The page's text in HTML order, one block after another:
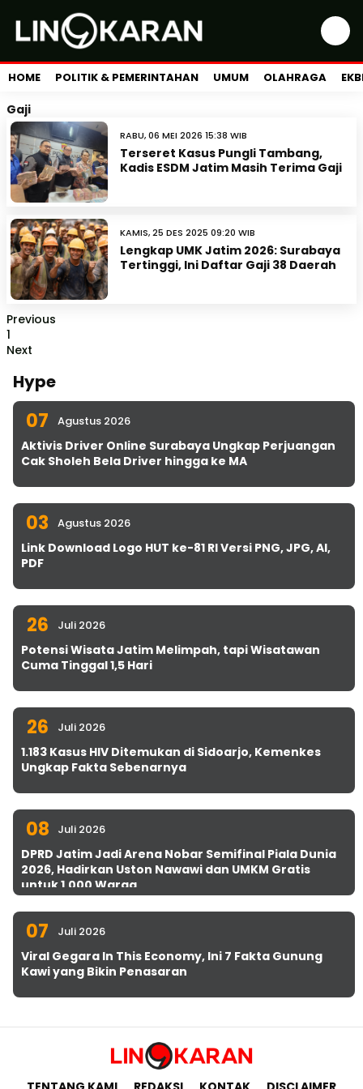
HOME POLITIK & PEMERINTAHAN UMUM OLAHRAGA
Gaji
RABU, 06 MEI 2026 15:38 WIB
Terseret Kasus Pungli Tambang,
Kadis ESDM Jatim Masih Terima Gaji
KAMIS, 25 DES 2025 09:20 WIB
Lengkap UMK Jatim 2026: Surabaya
Tertinggi, Ini Daftar Gaji 38 Daerah
Previous
1
Next
Hype
07 Agustus 2026
Aktivis Driver Online Surabaya Ungkap Perjuangan
Cak Sholeh Bela Driver hingga ke MA
03 Agustus 2026
Link Download Logo HUT ke-81 RI Versi PNG, JPG, AI,
PDF
26 Juli 2026
Potensi Wisata Jatim Melimpah, tapi Wisatawan
Cuma Tinggal 1,5 Hari
26 Juli 2026
1.183 Kasus HIV Ditemukan di Sidoarjo, Kemenkes
Ungkap Fakta Sebenarnya
08 Juli 2026
DPRD Jatim Jadi Arena Nobar Semifinal Piala Dunia
2026, Hadirkan Uston Nawawi dan UMKM Gratis
untuk 1.000 Warga
07 Juli 2026
Viral Gegara In This Economy, Ini 7 Fakta Gunung
Kawi yang Bikin Penasaran